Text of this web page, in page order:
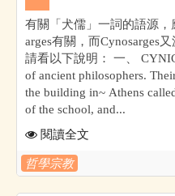
有關「犬儒」一詞的語源
arges有關，而Cynosarges
請看以下說明： 一、
of ancient philosophers.
the building in~ Athens
of the school, and...
閱讀全文
哲學宗教